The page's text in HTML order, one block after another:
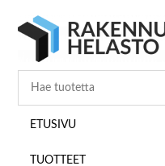
pääsisältöön
ensisijaiseen
alatunnisteeseen
ETUSIVU
TUOTTEET